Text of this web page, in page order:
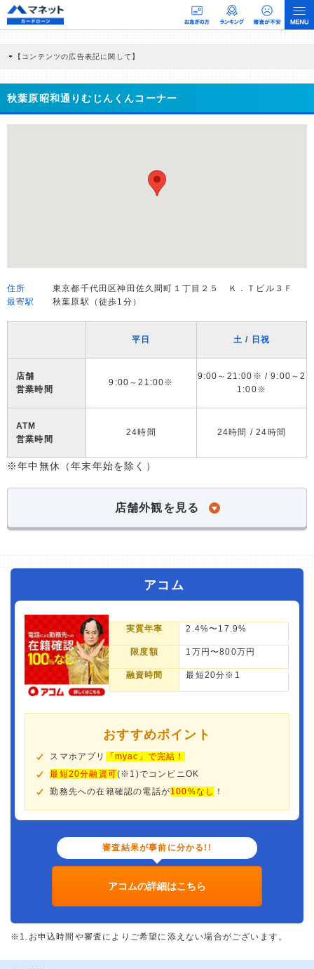
【コンテンツの広告表記に関して】
商品を根拠なくPRするものではなく、当編集部の調査／ユーザーへの口コミ収集な
どに基づき、公平性を担保した情報提供を行っています。
>提携企業一覧
秋葉原昭和通りむじんくんコーナー
住所
東京都千代田区神田佐久間町１丁目２５ Ｋ．Ｔビル３Ｆ
最寄駅
秋葉原駅（徒歩1分）
平日 土 / 日祝
店舗
営業時間
9:00～21:00※
9:00～21:00※ / 9:00～2
1:00※
ATM
営業時間
24時間 24時間 / 24時間
※年中無休（年末年始を除く）
店舗外観を見る
アコム
実質年率 2.4%〜17.9%
限度額 1万円〜800万円
融資時間 最短20分※1
おすすめポイント
スマホアプリ
「myac」で完結！
最短20分融資可(※1)でコンビニOK
勤務先への在籍確認の電話が100%なし ！
審査結果が事前に分かる!!
アコムの詳細はこちら
※1.お申込時間や審査によりご希望に添えない場合がございます。